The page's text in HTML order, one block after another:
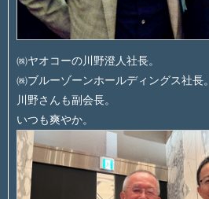
㈱ヤオコーの川野澄人社長。
㈱ブルーゾーンホールディングス社長。
川野さんも副会長。
いつも爽やか。